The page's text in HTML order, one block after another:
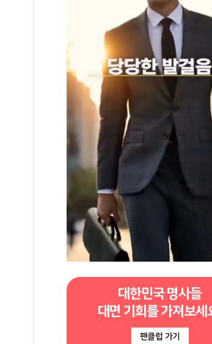
대한민국 명사들
대면 기회를 가져보세
팬클럽 가기